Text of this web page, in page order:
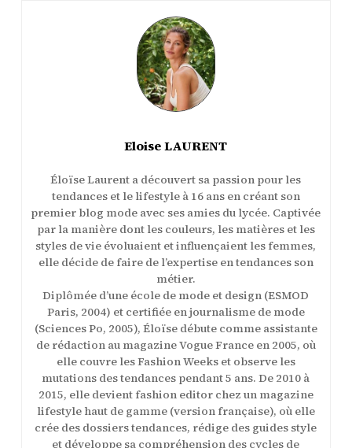
Eloise LAURENT
Éloïse Laurent a découvert sa passion pour les
tendances et le lifestyle à 16 ans en créant son
premier blog mode avec ses amies du lycée. Captivée
par la manière dont les couleurs, les matières et les
styles de vie évoluaient et influençaient les femmes,
elle décide de faire de l’expertise en tendances son
métier.
Diplômée d’une école de mode et design (ESMOD
Paris, 2004) et certifiée en journalisme de mode
(Sciences Po, 2005), Éloïse débute comme assistante
de rédaction au magazine Vogue France en 2005, où
elle couvre les Fashion Weeks et observe les
mutations des tendances pendant 5 ans. De 2010 à
2015, elle devient fashion editor chez un magazine
lifestyle haut de gamme (version française), où elle
crée des dossiers tendances, rédige des guides style
et développe sa compréhension des cycles de